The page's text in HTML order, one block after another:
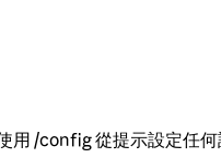
用 /config 從提示設定任